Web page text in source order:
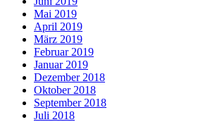
Mai 2019
April 2019
März 2019
Februar 2019
Januar 2019
Dezember 2018
Oktober 2018
September 2018
Juli 2018